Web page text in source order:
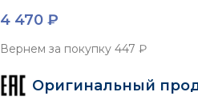
4 470 ₽
Вернем за покупку 447 ₽
Оригинальный